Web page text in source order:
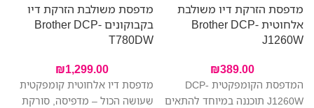
מדפסת הזרקת דיו משולבת
אלחוטית Brother DCP-
J1260W
₪389.00
המדפסת הקומפקטית DCP-
J1260W תוכננה במיוחד להתאים
מדפסת משולבת הזרקת דיו
בקבוקונים Brother DCP-
T780DW
₪1,299.00
מדפסת דיו אלחוטית קומפקטית
שעושה הכול – מדפיסה, סורקת